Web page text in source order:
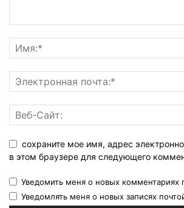
сохраните мое имя, адрес
в этом браузере для следующего
Уведомить меня о новых комментариях
Уведомлять меня о новых записях